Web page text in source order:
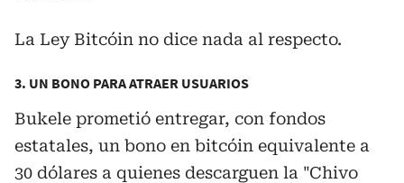
La Ley Bitcóin no dice nada al respecto.
3. UN BONO PARA ATRAER USUARIOS
Bukele prometió entregar, con fondos
estatales, un bono en bitcóin equivalente a
30 dólares a quienes descarguen la "Chivo